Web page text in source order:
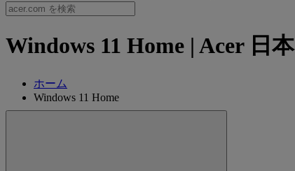
Windows 11 Home | Acer 日本
ホーム
Windows 11 Home